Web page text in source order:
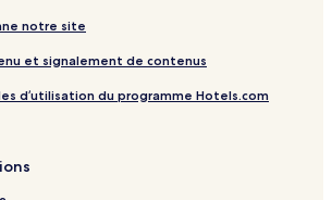
notre site
et signalement de contenus
d’utilisation du programme Hotels.com